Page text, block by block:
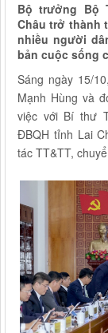
Bộ trưởng Bộ
Châu trở thành
nhiều người
bản cuộc sống
Sáng ngày 15/
Mạnh Hùng và
việc với Bí thư
ĐBQH tỉnh Lai
tác TT&TT,